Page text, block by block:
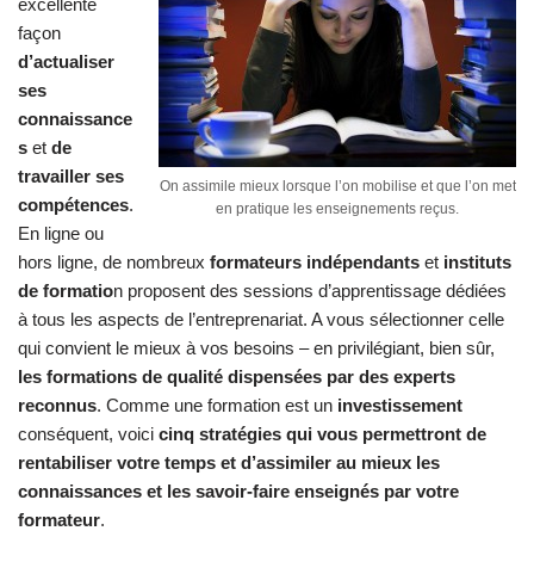
On assimile mieux lorsque l’on mobilise et que l’on met
en pratique les enseignements reçus.
façon
d’actualiser
ses
connaissance
s et de
travailler ses
compétences.
En ligne ou
hors ligne, de nombreux formateurs indépendants et instituts
de formation proposent des sessions d’apprentissage dédiées
à tous les aspects de l’entreprenariat. A vous sélectionner celle
qui convient le mieux à vos besoins – en privilégiant, bien sûr,
les formations de qualité dispensées par des experts
reconnus. Comme une formation est un investissement
conséquent, voici cinq stratégies qui vous permettront de
rentabiliser votre temps et d’assimiler au mieux les
connaissances et les savoir-faire enseignés par votre
formateur.